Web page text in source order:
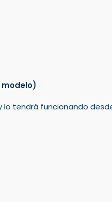
modelo)
tendrá funcionando